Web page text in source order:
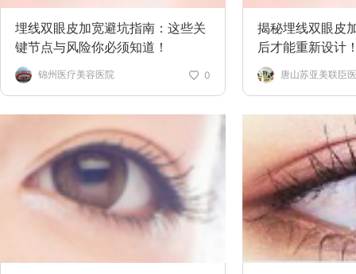
埋线双眼皮加宽避坑指南：这些关
键节点与风险你必须知道！
锦州医疗美容医院 0
揭秘埋线双眼皮
后才能重新设计
唐山苏亚美联臣